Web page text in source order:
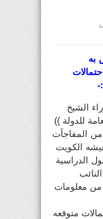
به
الشيخ
للدولة ))
من المفاجآت
الكويت
الدراسية
من معلومات
متوقعه